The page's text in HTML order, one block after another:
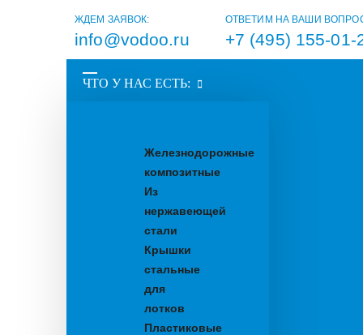
ЖДЕМ ЗАЯВОК:
info@vodoo.ru
ОТВЕТИМ НА ВАШИ
+7 (495) 155-01-
ЧТО У НАС ЕСТЬ:
Железнодорожные
композитные
Из
нержавеющей
стали
Крышки
стальные
для
лотков
Пластиковые